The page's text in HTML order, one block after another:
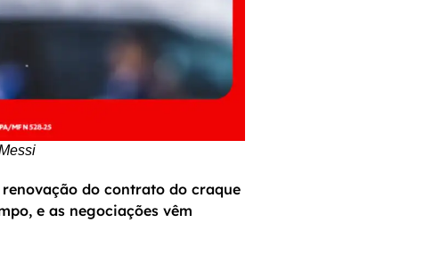
do contrato do craque
e as negociações vêm